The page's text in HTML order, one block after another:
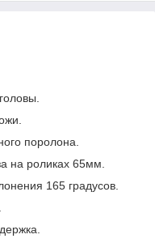
поролона.
на роликах 65мм.
165 градусов.